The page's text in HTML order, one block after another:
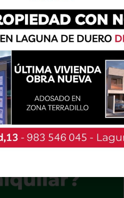
de la obra “Ganas de Reñir”,
llenó el salón de actos y
Desde las 11:45 horas se
por los distintos talleres del
muestra que evidenció el
tuvo lugar la tradicional
en un ambiente festivo y
grupos del centro: coro,
artístico de los mayores.